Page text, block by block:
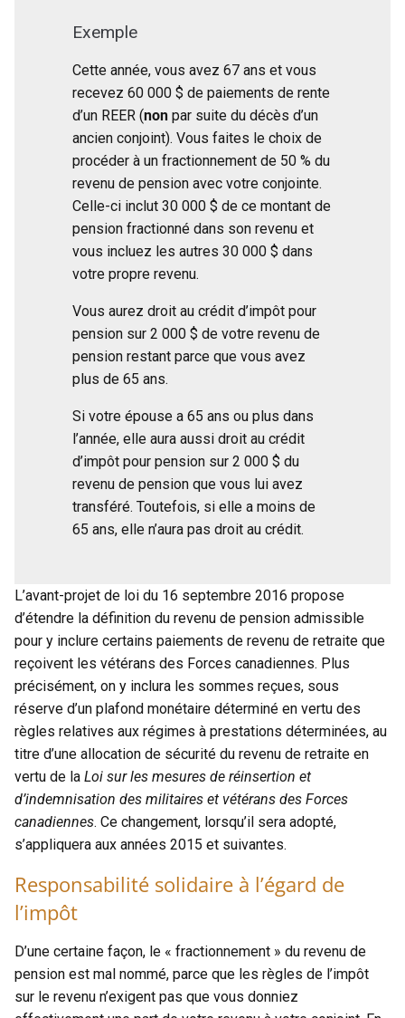
Exemple
Cette année, vous avez 67 ans et vous
recevez 60 000 $ de paiements de rente
d’un REER (non par suite du décès d’un
ancien conjoint). Vous faites le choix de
procéder à un fractionnement de 50 % du
revenu de pension avec votre conjointe.
Celle-ci inclut 30 000 $ de ce montant de
pension fractionné dans son revenu et
vous incluez les autres 30 000 $ dans
votre propre revenu.
Vous aurez droit au crédit d’impôt pour
pension sur 2 000 $ de votre revenu de
pension restant parce que vous avez
plus de 65 ans.
Si votre épouse a 65 ans ou plus dans
l’année, elle aura aussi droit au crédit
d’impôt pour pension sur 2 000 $ du
revenu de pension que vous lui avez
transféré. Toutefois, si elle a moins de
65 ans, elle n’aura pas droit au crédit.
L’avant-projet de loi du 16 septembre 2016 propose
d’étendre la définition du revenu de pension admissible
pour y inclure certains paiements de revenu de retraite que
reçoivent les vétérans des Forces canadiennes. Plus
précisément, on y inclura les sommes reçues, sous
réserve d’un plafond monétaire déterminé en vertu des
règles relatives aux régimes à prestations déterminées, au
titre d’une allocation de sécurité du revenu de retraite en
vertu de la Loi sur les mesures de réinsertion et
d’indemnisation des militaires et vétérans des Forces
canadiennes. Ce changement, lorsqu’il sera adopté,
s’appliquera aux années 2015 et suivantes.
Responsabilité solidaire à l’égard de
l’impôt
D’une certaine façon, le « fractionnement » du revenu de
pension est mal nommé, parce que les règles de l’impôt
sur le revenu n’exigent pas que vous donniez